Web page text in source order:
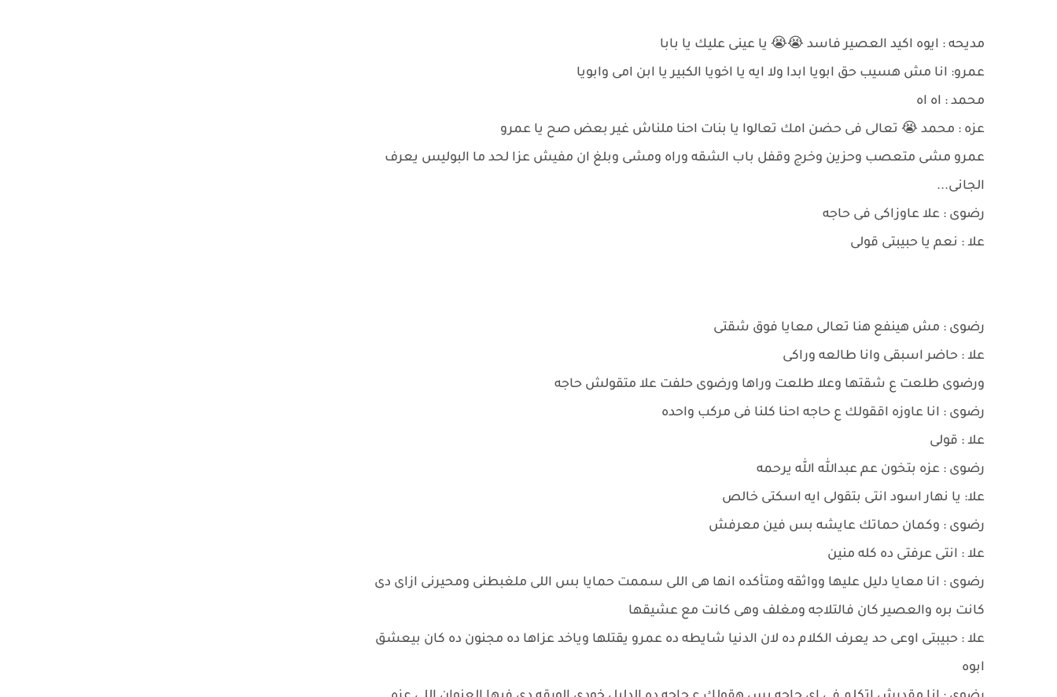
مديحه : ايوه اكيد العصير فاسد 😭😭 يا عينى عليك يا بابا
عمرو: انا مش هسيب حق ابويا ابدا ولا ايه يا اخويا الكبير يا ابن امى وابويا
محمد : اه اه
عزه : محمد 😭 تعالى فى حضن امك تعالوا يا بنات احنا ملناش غير بعض صح يا عمرو
عمرو مشى متعصب وحزين وخرج وقفل باب الشقه وراه ومشى وبلغ ان مفيش عزا لحد ما البوليس يعرف
الجانى...
رضوى : علا عاوزاكى فى حاجه
علا : نعم يا حبيبتى قولى
رضوى : مش هينفع هنا تعالى معايا فوق شقتى
علا : حاضر اسبقى وانا طالعه وراكى
ورضوى طلعت ع شقتها وعلا طلعت وراها ورضوى حلفت علا متقولش حاجه
رضوى : انا عاوزه اققولك ع حاجه احنا كلنا فى مركب واحده
علا : قولى
رضوى : عزه بتخون عم عبدالله الله يرحمه
علا: يا نهار اسود انتى بتقولى ايه اسكتى خالص
رضوى : وكمان حماتك عايشه بس فين معرفش
علا : انتى عرفتى ده كله منين
رضوى : انا معايا دليل عليها وواثقه ومتأكده انها هى اللى سممت حمايا بس اللى ملغبطنى ومحيرنى ازاى دى
كانت بره والعصير كان فالتلاجه ومغلف وهى كانت مع عشيقها
علا : حبيبتى اوعى حد يعرف الكلام ده لان الدنيا شايطه ده عمرو يقتلها وياخد عزاها ده مجنون ده كان بيعشق
ابوه